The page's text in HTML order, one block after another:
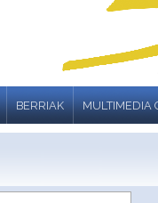
BERRIAK MULTIMEDIA